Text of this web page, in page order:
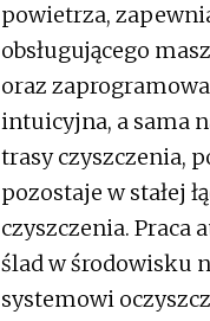
powietrza,
obsługującego
oraz
intuicyjna, a sama
trasy czyszczenia,
pozostaje w stałej
czyszczenia.
ślad w środowisku
systemowi